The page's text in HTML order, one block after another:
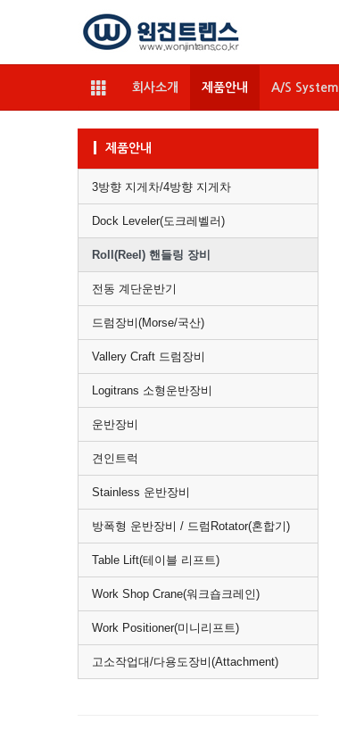
회사소개 제품안내 A/S System
제품안내
3방향 지게차/4방향 지게차
Dock Leveler(도크레벨러)
Roll(Reel) 핸들링 장비
전동 계단운반기
드럼장비(Morse/국산)
Vallery Craft 드럼장비
Logitrans 소형운반장비
운반장비
견인트럭
Stainless 운반장비
방폭형 운반장비 / 드럼Rotator(혼합기)
Table Lift(테이블 리프트)
Work Shop Crane(워크숍크레인)
Work Positioner(미니리프트)
고소작업대/다용도장비(Attachment)